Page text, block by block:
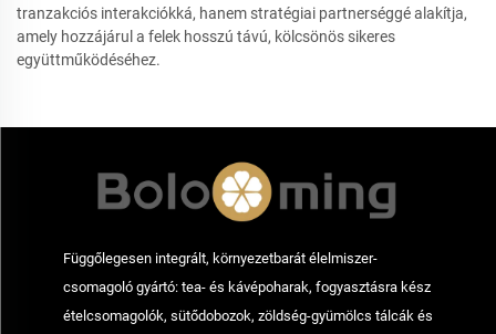
tranzakciós interakciókká, hanem stratégiai partnerséggé alakítja,
amely hozzájárul a felek hosszú távú, kölcsönös sikeres
együttműködéséhez.
Függőlegesen integrált, környezetbarát élelmiszer-
csomagoló gyártó: tea- és kávépoharak, fogyasztásra kész
ételcsomagolók, sütődobozok, zöldség-gyümölcs tálcák és